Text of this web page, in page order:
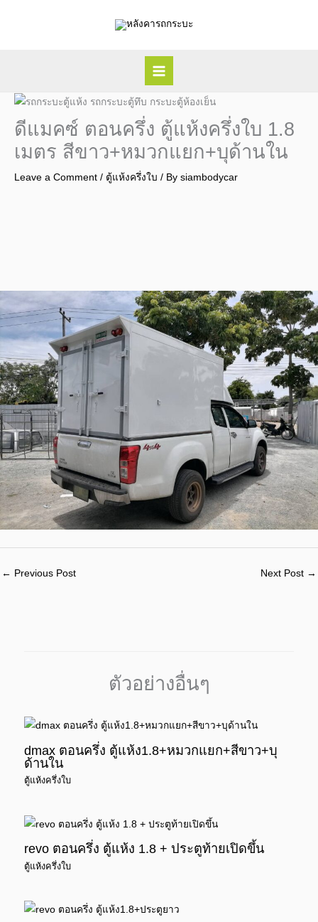
ดีแมคซ์ ตอนครึ่ง ตู้แห้งครึ่งใบ 1.8
เมตร สีขาว+หมวกแยก+บุด้านใน
Leave a Comment / ตู้แห้งครึ่งใบ / By siambodycar
← Previous Post Next Post →
ตัวอย่างอื่นๆ
dmax ตอนครึ่ง ตู้แห้ง1.8+หมวกแยก+สีขาว+บุ
ด้านใน
ตู้แห้งครึ่งใบ
revo ตอนครึ่ง ตู้แห้ง 1.8 + ประตูท้ายเปิดขึ้น
ตู้แห้งครึ่งใบ